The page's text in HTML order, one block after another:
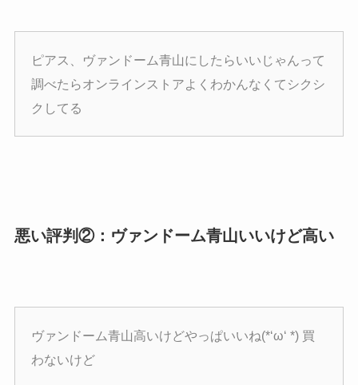
ピアス、ヴァンドーム青山にしたらいいじゃんって
調べたらオンラインストアよくわかんなくてシクシ
クしてる
悪い評判②：ヴァンドーム青山いいけど高い
ヴァンドーム青山高いけどやっぱいいね(*‘ω‘ *) 買
わないけど